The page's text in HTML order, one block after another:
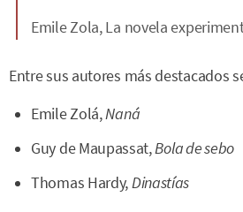
Emile Zola,La novela
Entre sus autores más destacados
Emile Zolá,Naná
Guy de Maupassat,Bola de sebo
Thomas Hardy,Dinastías